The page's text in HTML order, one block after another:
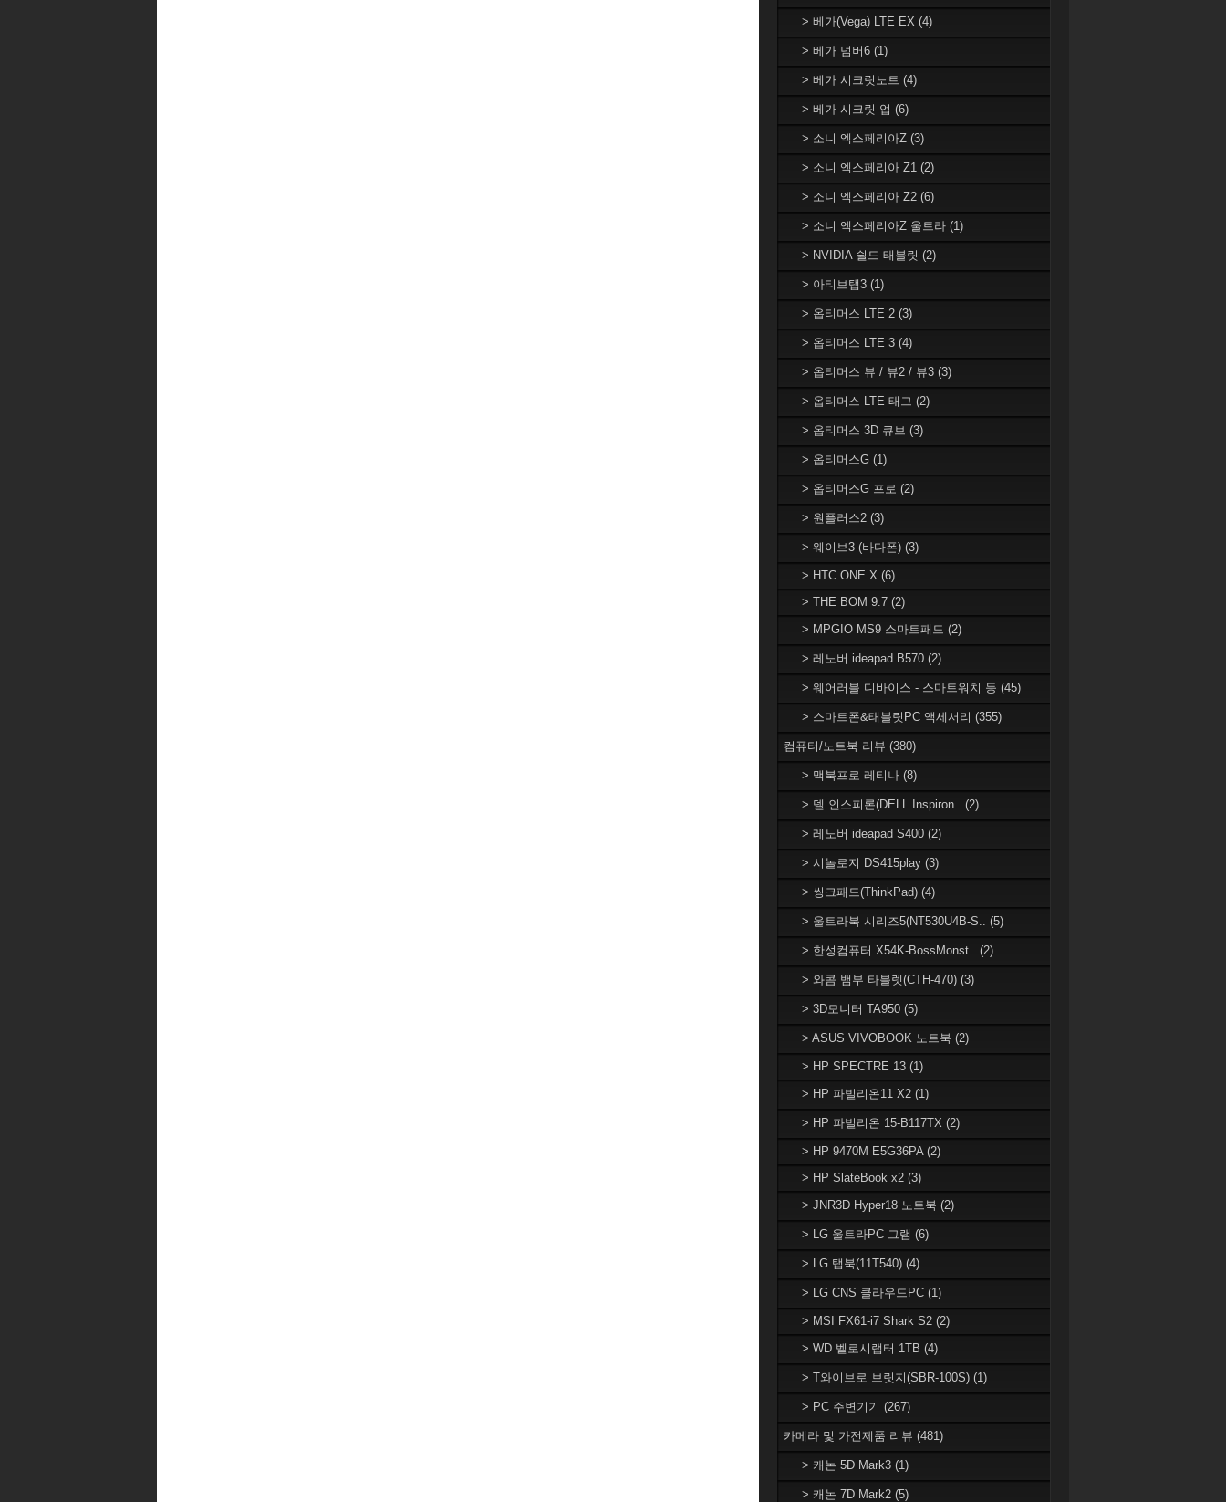
> 베가(Vega) LTE EX (4)
> 베가 넘버6 (1)
> 베가 시크릿노트 (4)
> 베가 시크릿 업 (6)
> 소니 엑스페리아Z (3)
> 소니 엑스페리아 Z1 (2)
> 소니 엑스페리아 Z2 (6)
> 소니 엑스페리아Z 울트라 (1)
> NVIDIA 쉴드 태블릿 (2)
> 아티브탭3 (1)
> 옵티머스 LTE 2 (3)
> 옵티머스 LTE 3 (4)
> 옵티머스 뷰 / 뷰2 / 뷰3 (3)
> 옵티머스 LTE 태그 (2)
> 옵티머스 3D 큐브 (3)
> 옵티머스G (1)
> 옵티머스G 프로 (2)
> 원플러스2 (3)
> 웨이브3 (바다폰) (3)
> HTC ONE X (6)
> THE BOM 9.7 (2)
> MPGIO MS9 스마트패드 (2)
> 레노버 ideapad B570 (2)
> 웨어러블 디바이스 - 스마트워치 등 (45)
> 스마트폰&태블릿PC 액세서리 (355)
컴퓨터/노트북 리뷰 (380)
> 맥북프로 레티나 (8)
> 델 인스피론(DELL Inspiron.. (2)
> 레노버 ideapad S400 (2)
> 시놀로지 DS415play (3)
> 씽크패드(ThinkPad) (4)
> 울트라북 시리즈5(NT530U4B-S.. (5)
> 한성컴퓨터 X54K-BossMonst.. (2)
> 와콤 뱀부 타블렛(CTH-470) (3)
> 3D모니터 TA950 (5)
> ASUS VIVOBOOK 노트북 (2)
> HP SPECTRE 13 (1)
> HP 파빌리온11 X2 (1)
> HP 파빌리온 15-B117TX (2)
> HP 9470M E5G36PA (2)
> HP SlateBook x2 (3)
> JNR3D Hyper18 노트북 (2)
> LG 울트라PC 그램 (6)
> LG 탭북(11T540) (4)
> LG CNS 클라우드PC (1)
> MSI FX61-i7 Shark S2 (2)
> WD 벨로시랩터 1TB (4)
> T와이브로 브릿지(SBR-100S) (1)
> PC 주변기기 (267)
카메라 및 가전제품 리뷰 (481)
> 캐논 5D Mark3 (1)
> 캐논 7D Mark2 (5)